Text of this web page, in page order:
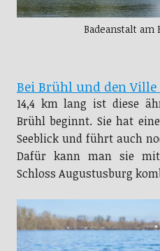
Badeanstalt am
Bei Brühl und den Ville
14,4 km lang ist diese
Brühl beginnt. Sie hat
Seeblick und führt auch
Dafür kann man sie
Schloss Augustusburg